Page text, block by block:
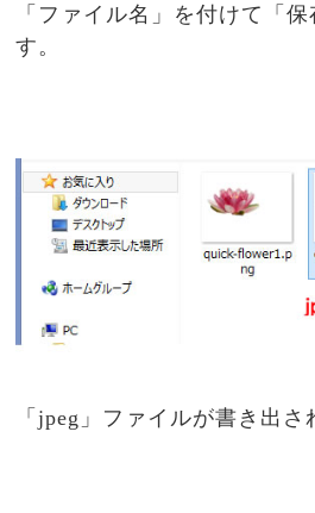
「ファイル名」を付けて「
す。
「jpeg」ファイルが書き出さ